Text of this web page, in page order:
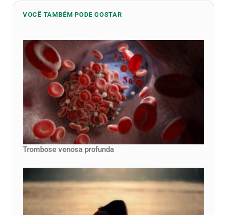
VOCÊ TAMBÉM PODE GOSTAR
Trombose venosa profunda